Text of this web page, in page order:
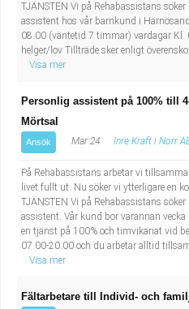
Lärare i gymnasiet
TJÄNSTEN Vi på Rehabassistans
assistent hos vår barnkund i
08.00 (väntetid 7 timmar) vardagar
helger/lov Tillträde sker enligt
Visa mer
Personlig assistent på 100% till
Mörtsal
Ansök Mar 24 Inre Kraft i Norr
På Rehabassistans arbetar vi
livet fullt ut. Nu söker vi ytterligare en
TJÄNSTEN Vi på Rehabassistans
assistent. Vår kund bor varannan
en tjänst på 100% och timvikariat vid
07.00-20.00 och du arbetar alltid
Visa mer
Fältarbetare till Individ- och